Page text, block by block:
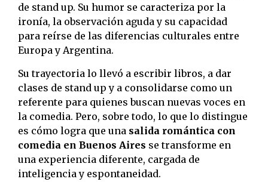
de stand up. Su humor se caracteriza por la
ironía, la observación aguda y su capacidad
para reírse de las diferencias culturales entre
Europa y Argentina.
Su trayectoria lo llevó a escribir libros, a dar
clases de stand up y a consolidarse como un
referente para quienes buscan nuevas voces en
la comedia. Pero, sobre todo, lo que lo distingue
es cómo logra que una salida romántica con
comedia en Buenos Aires se transforme en
una experiencia diferente, cargada de
inteligencia y espontaneidad.